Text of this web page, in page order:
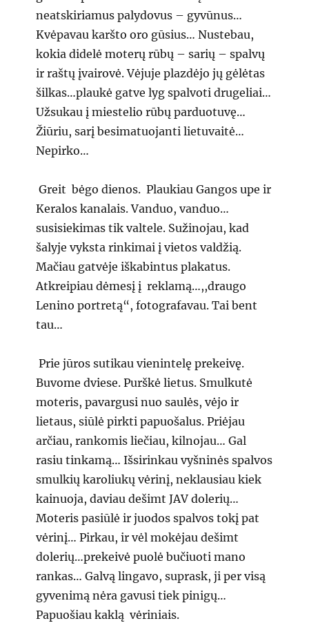
neatskiriamus palydovus – gyvūnus…
Kvėpavau karšto oro gūsius… Nustebau,
kokia didelė moterų rūbų – sarių – spalvų
ir raštų įvairovė. Vėjuje plazdėjo jų gėlėtas
šilkas…plaukė gatve lyg spalvoti drugeliai…
Užsukau į miestelio rūbų parduotuvę…
Žiūriu, sarį besimatuojanti lietuvaitė…
Nepirko…
Greit bėgo dienos. Plaukiau Gangos upe ir
Keralos kanalais. Vanduo, vanduo…
susisiekimas tik valtele. Sužinojau, kad
šalyje vyksta rinkimai į vietos valdžią.
Mačiau gatvėje iškabintus plakatus.
Atkreipiau dėmesį į reklamą…,,draugo
Lenino portretą“, fotografavau. Tai bent
tau…
Prie jūros sutikau vienintelę prekeivę.
Buvome dviese. Purškė lietus. Smulkutė
moteris, pavargusi nuo saulės, vėjo ir
lietaus, siūlė pirkti papuošalus. Priėjau
arčiau, rankomis liečiau, kilnojau… Gal
rasiu tinkamą… Išsirinkau vyšninės spalvos
smulkių karoliukų vėrinį, neklausiau kiek
kainuoja, daviau dešimt JAV dolerių…
Moteris pasiūlė ir juodos spalvos tokį pat
vėrinį… Pirkau, ir vėl mokėjau dešimt
dolerių…prekeivė puolė bučiuoti mano
rankas… Galvą lingavo, suprask, ji per visą
gyvenimą nėra gavusi tiek pinigų…
Papuošiau kaklą vėriniais.